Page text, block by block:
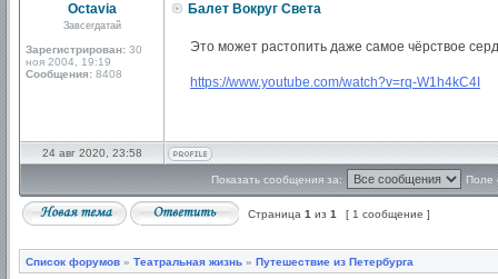
Octavia
Завсегдатай
Зарегистрирован: 30
ноя 2004, 19:19
Сообщения: 8408
Балет Вокруг Света
Это может растопить даже самое чёрствое
https://www.youtube.com/watch?v=rq-W1h4kC4I
24 авг 2020, 23:58
Показать сообщения за: Поле
Страница 1 из 1 [ 1 сообщение ]
Список форумов » Театральная жизнь » Путешествие из Петербурга